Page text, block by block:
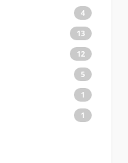
4
13
12
5
1
1